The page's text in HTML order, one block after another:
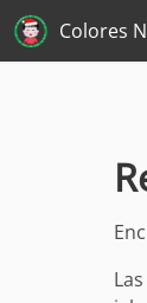
Colores